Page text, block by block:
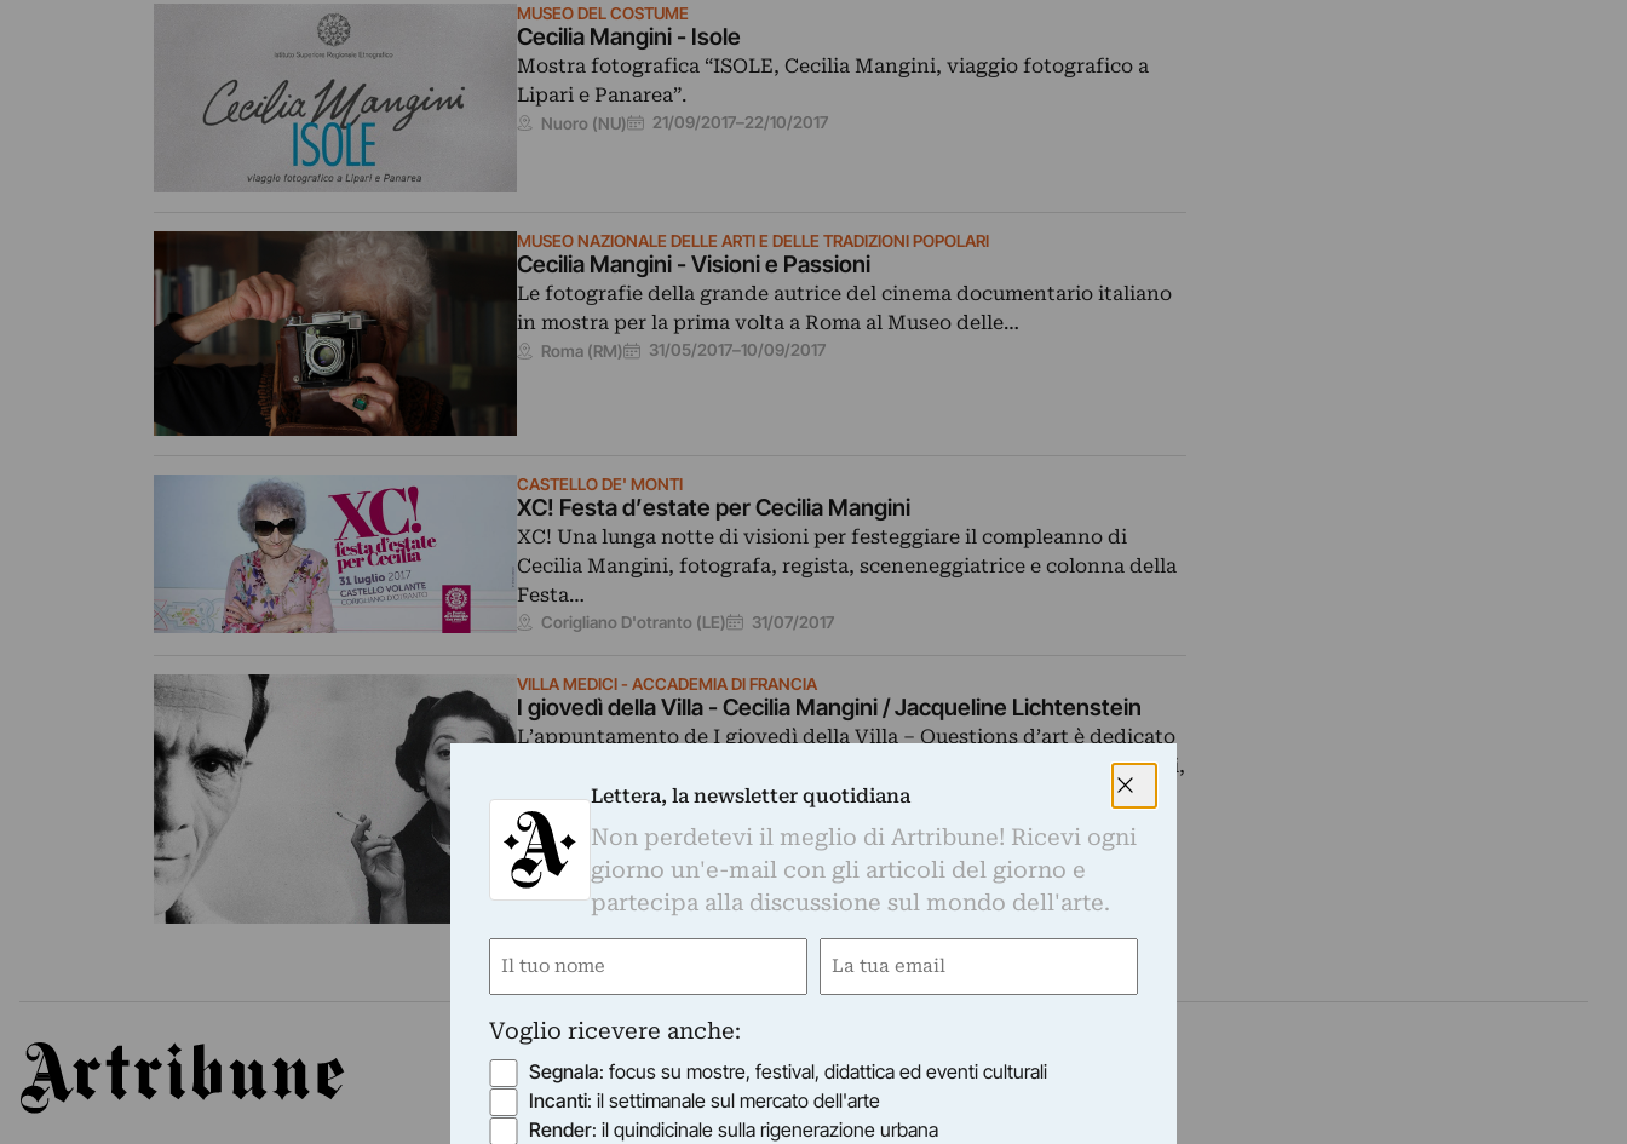
MUSEO DEL COSTUME
Cecilia Mangini - Isole
Mostra fotografica “ISOLE, Cecilia Mangini, viaggio fotografico a
Lipari e Panarea”.
Nuoro (NU) 21/09/2017–22/10/2017
MUSEO NAZIONALE DELLE ARTI E DELLE TRADIZIONI POPOLARI
Cecilia Mangini - Visioni e Passioni
Le fotografie della grande autrice del cinema documentario italiano
in mostra per la prima volta a Roma al Museo delle…
Roma (RM) 31/05/2017–10/09/2017
CASTELLO DE' MONTI
XC! Festa d’estate per Cecilia Mangini
XC! Una lunga notte di visioni per festeggiare il compleanno di
Cecilia Mangini, fotografa, regista, sceneneggiatrice e colonna della
Festa…
Corigliano D'otranto (LE) 31/07/2017
VILLA MEDICI - ACCADEMIA DI FRANCIA
I giovedì della Villa - Cecilia Mangini / Jacqueline Lichtenstein
L’appuntamento de I giovedì della Villa – Questions d’art è dedicato
a due donne dalla straordinaria vitalità intellettuale: Cecilia Mangini,
…
Roma (RM)
Artribune
Lettera, la newsletter quotidiana
Non perdetevi il meglio di Artribune! Ricevi ogni
giorno un'e-mail con gli articoli del giorno e
partecipa alla discussione sul mondo dell'arte.
Nome
Email
Voglio ricevere anche:
Segnala: focus su mostre, festival, didattica ed eventi culturali
Incanti: il settimanale sul mercato dell'arte
Render: il quindicinale sulla rigenerazione urbana